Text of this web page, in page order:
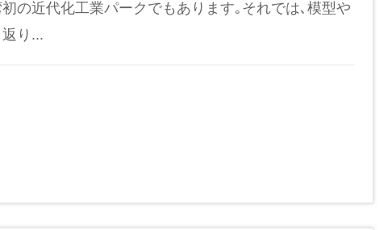
の近代化工業パークでもあります｡それでは､模型や
り...